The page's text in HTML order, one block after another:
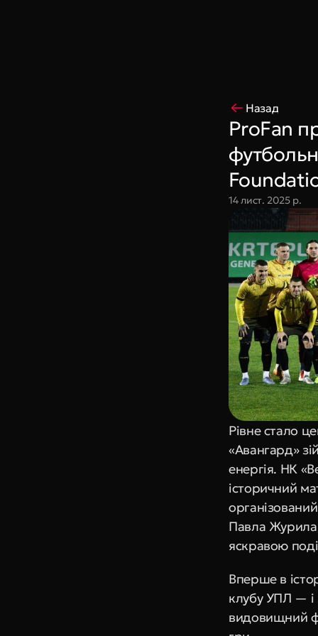
Назад
ProFan
14 лист. 2025 р.
Рівне стало
«Авангард»
енергія. НК
історичний
Павла Журила,
яскравою
Вперше в
клубу УПЛ — і
видовищний